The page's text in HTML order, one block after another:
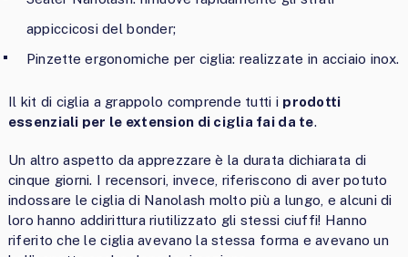
appiccicosi del bonder;
Pinzette ergonomiche per ciglia: realizzate in acciaio inox.
Il kit di ciglia a grappolo comprende tutti i prodotti
essenziali per le extension di ciglia fai da te.
Un altro aspetto da apprezzare è la durata dichiarata di
cinque giorni. I recensori, invece, riferiscono di aver potuto
indossare le ciglia di Nanolash molto più a lungo, e alcuni di
loro hanno addirittura riutilizzato gli stessi ciuffi! Hanno
riferito che le ciglia avevano la stessa forma e avevano un